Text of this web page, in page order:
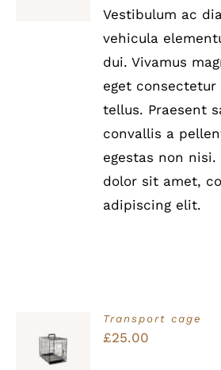
Vestibulum ac
vehicula
dui. Vivamus
eget
tellus. Praesent
convallis a
egestas non
dolor sit amet,
adipiscing elit.
Bewertet
mit5.00
5
IN DEN
WARENKORB
Transport cage
£25.00